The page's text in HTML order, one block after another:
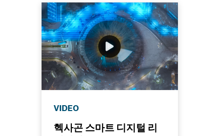
VIDEO
헥사곤 스마트 디지털 리